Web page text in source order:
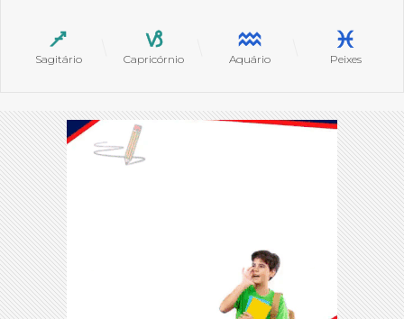
Sagitário Capricórnio Aquário Peixes